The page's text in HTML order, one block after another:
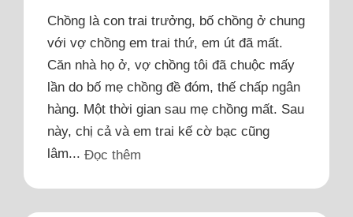
Chồng là con trai trưởng, bố chồng ở chung
với vợ chồng em trai thứ, em út đã mất.
Căn nhà họ ở, vợ chồng tôi đã chuộc mấy
lần do bố mẹ chồng đề đóm, thế chấp ngân
hàng. Một thời gian sau mẹ chồng mất. Sau
này, chị cả và em trai kế cờ bạc cũng
lâm... Đọc thêm